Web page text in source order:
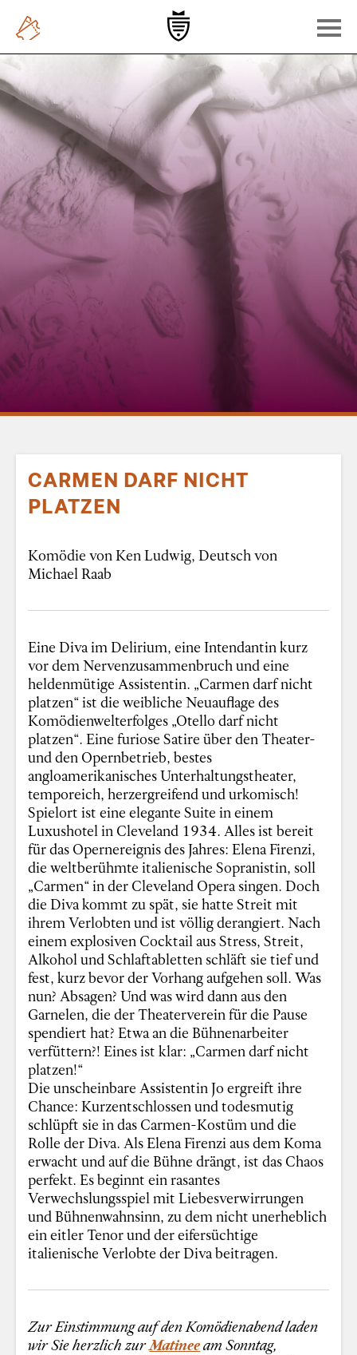
CARMEN DARF NICHT
PLATZEN
Komödie von Ken Ludwig, Deutsch von
Michael Raab
Eine Diva im Delirium, eine Intendantin kurz
vor dem Nervenzusammenbruch und eine
heldenmütige Assistentin. „Carmen darf nicht
platzen“ ist die weibliche Neuauflage des
Komödienwelterfolges „Otello darf nicht
platzen“. Eine furiose Satire über den Theater-
und den Opernbetrieb, bestes
angloamerikanisches Unterhaltungstheater,
temporeich, herzergreifend und urkomisch!
Spielort ist eine elegante Suite in einem
Luxushotel in Cleveland 1934. Alles ist bereit
für das Opernereignis des Jahres: Elena Firenzi,
die weltberühmte italienische Sopranistin, soll
„Carmen“ in der Cleveland Opera singen. Doch
die Diva kommt zu spät, sie hatte Streit mit
ihrem Verlobten und ist völlig derangiert. Nach
einem explosiven Cocktail aus Stress, Streit,
Alkohol und Schlaftabletten schläft sie tief und
fest, kurz bevor der Vorhang aufgehen soll. Was
nun? Absagen? Und was wird dann aus den
Garnelen, die der Theaterverein für die Pause
spendiert hat? Etwa an die Bühnenarbeiter
verfüttern?! Eines ist klar: „Carmen darf nicht
platzen!“
Die unscheinbare Assistentin Jo ergreift ihre
Chance: Kurzentschlossen und todesmutig
schlüpft sie in das Carmen-Kostüm und die
Rolle der Diva. Als Elena Firenzi aus dem Koma
erwacht und auf die Bühne drängt, ist das Chaos
perfekt. Es beginnt ein rasantes
Verwechslungsspiel mit Liebesverwirrungen
und Bühnenwahnsinn, zu dem nicht unerheblich
ein eitler Tenor und der eifersüchtige
italienische Verlobte der Diva beitragen.
Zur Einstimmung auf den Komödienabend laden
wir Sie herzlich zurMatineeam Sonntag,